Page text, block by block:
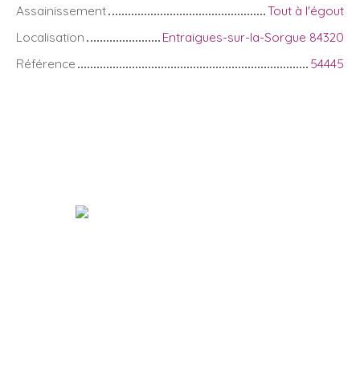
Assainissement
Tout à l'égout
Localisation
Entraigues-sur-la-Sorgue 84320
Référence
54445